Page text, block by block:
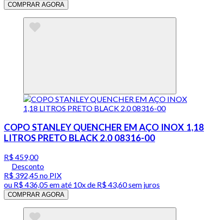
COMPRAR AGORA
COPO STANLEY QUENCHER EM AÇO INOX 1,18
LITROS PRETO BLACK 2.0 08316-00
R$ 459,00
Desconto
R$ 392,45no PIX
ou R$ 436,05em até 10x de R$ 43,60 sem juros
COMPRAR AGORA